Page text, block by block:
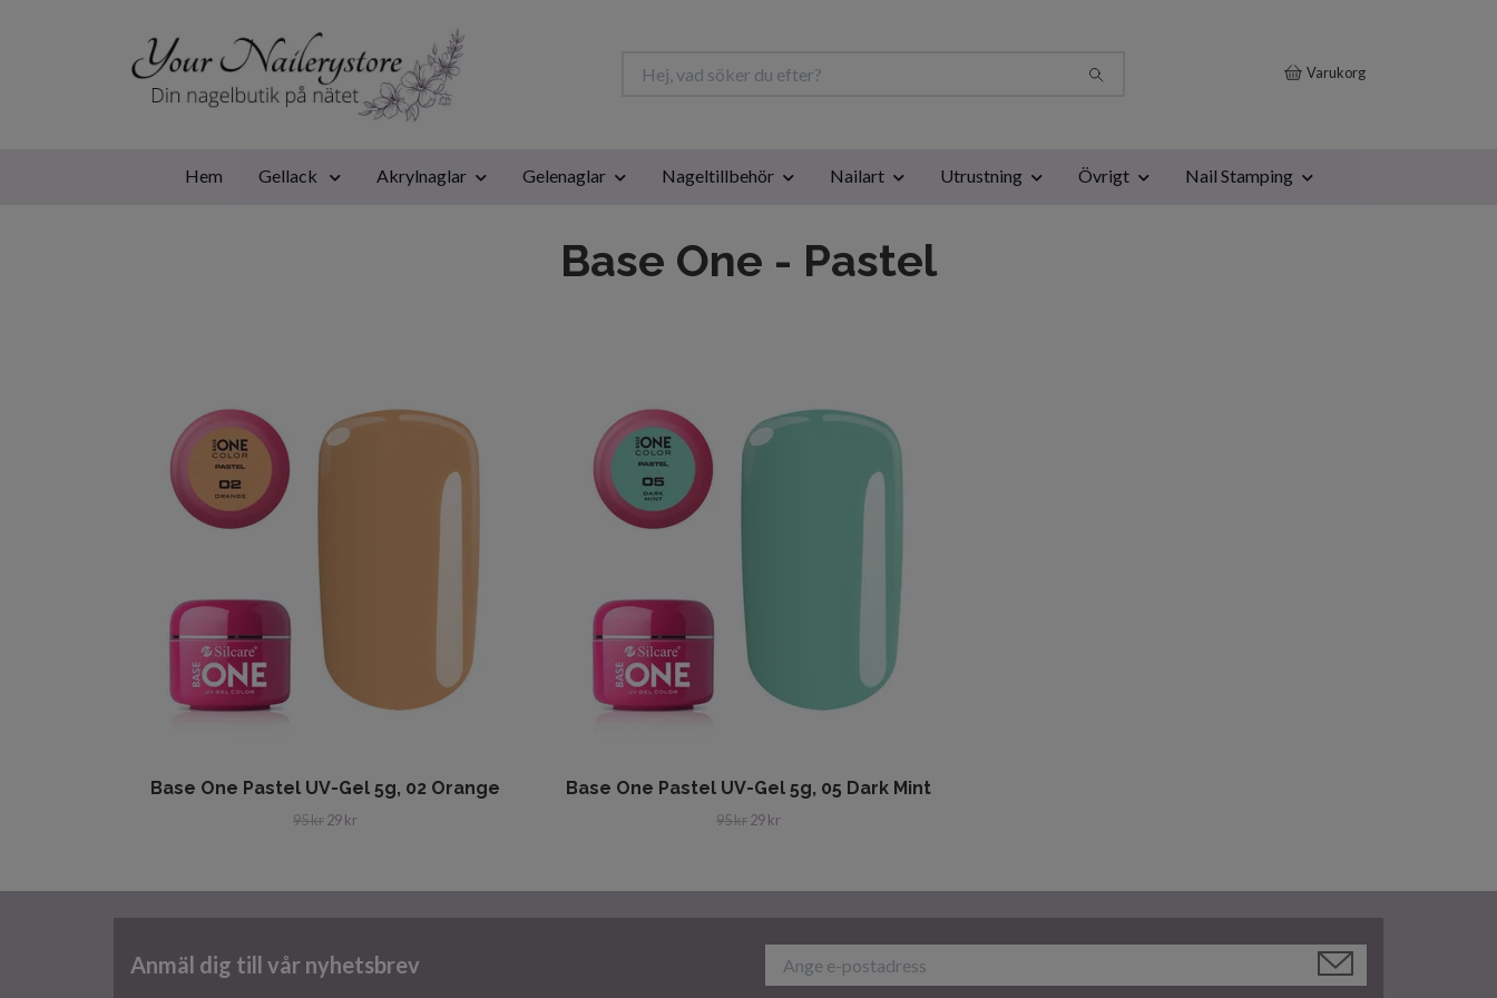
Varukorg
Hem Gellack Akrylnaglar Gelenaglar Nageltillbehör Nailart Utrustning Övrigt Nail Stamping
Base One - Pastel
Base One Pastel UV-Gel 5g, 02 Orange
95 kr29 kr
Base One Pastel UV-Gel 5g, 05 Dark Mint
95 kr29 kr
Anmäl dig till vår nyhetsbrev